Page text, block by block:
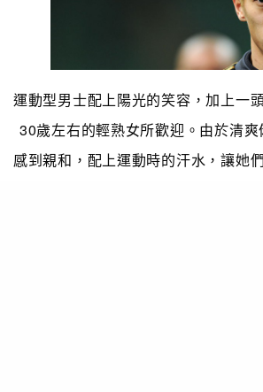
運動型男士配上陽光的笑容，加上一
30歲左右的輕熟女所歡迎。由於清
感到親和，配上運動時的汗水，讓她